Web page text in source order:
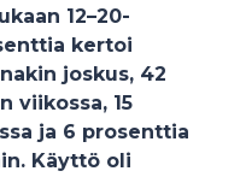
12–20-
kertoi
joskus, 42
viikossa, 15
ja 6 prosenttia
Käyttö oli